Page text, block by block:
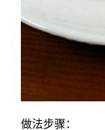
做法步骤：